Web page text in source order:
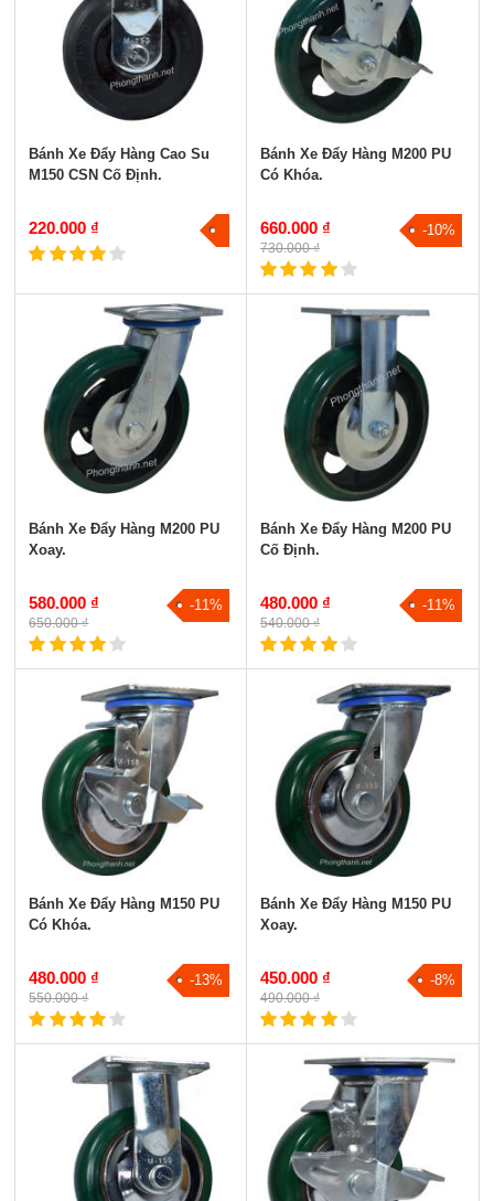
Bánh Xe Đẩy Hàng Cao Su
M150 CSN Cố Định.
220.000 ₫
Bánh Xe Đẩy Hàng M200 PU
Có Khóa.
660.000 ₫
730.000 ₫
-10%
Bánh Xe Đẩy Hàng M200 PU
Xoay.
580.000 ₫
650.000 ₫
-11%
Bánh Xe Đẩy Hàng M200 PU
Cố Định.
480.000 ₫
540.000 ₫
-11%
Bánh Xe Đẩy Hàng M150 PU
Có Khóa.
480.000 ₫
550.000 ₫
-13%
Bánh Xe Đẩy Hàng M150 PU
Xoay.
450.000 ₫
490.000 ₫
-8%